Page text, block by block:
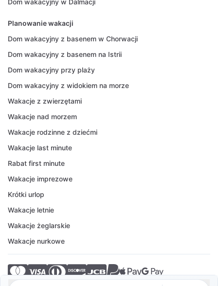
Dom wakacyjny w Dalmacji
Planowanie wakacji
Dom wakacyjny z basenem w Chorwacji
Dom wakacyjny z basenem na Istrii
Dom wakacyjny przy plaży
Dom wakacyjny z widokiem na morze
Wakacje z zwierzętami
Wakacje nad morzem
Wakacje rodzinne z dziećmi
Wakacje last minute
Rabat first minute
Wakacje imprezowe
Krótki urlop
Wakacje letnie
Wakacje żeglarskie
Wakacje nurkowe